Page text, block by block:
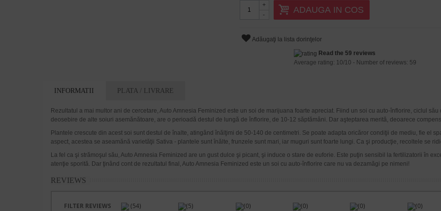
-
+ ADAUGA IN COS
Adăugaţi la lista dorinţelor
Read the 59 reviews
Average rating: 10/10 - Number of reviews: 59
INFORMATII PLATA / LIVRARE
Rezultatul a mai multor ani de cercetare, Auto Amnesia Feminized este un soi de marijuana foarte apreciat. Fiind un soi cu auto-înflorire, ciclul
deosebire de alte soiuri asemănătoare, are o perioadă destul de lungă de înflorire, de 10-12 săptămâni. Dar aşteptarea merită, deoarece
Plantele crescute din acest soi sunt destul de înalte, atingând înălţimi de 50-140 de centimetri. Se poate adapta oricăror condiţii de mediu, fie el
aspect, acestea se aseamănă varietăţii Sativa - plantele sunt înălte, frunzele sunt mari, iar muguri sunt foarte lungi. Ca şi producţie, recoltele se
La fel ca şi strămoşul său, Auto Amnesia Feminized are un gust dulce şi picant, şi induce o stare de euforie. Este puţin sensibil la fertilizatorii în
atenţie sporită. Dar ţinând cont de rezultatul final, Auto Amnesia Feminized este un soi cu auto-înflorire care nu va dezamăgi pe nimeni!
REVIEWS
FILTER REVIEWS (54) (5) (0) (0) (0) (0)